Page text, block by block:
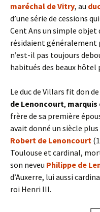
maréchal de Vitry, au
d’une série de cessions
Cent Ans un simple objet
résidaient généralement
n’est-il pas toujours
habitués des beaux hôtel
Le duc de Villars fit don
de Lenoncourt, marquis
frère de sa première
avait donné un siècle
Robert de Lenoncourt
Toulouse et cardinal,
son neveu Philippe de
d’Auxerre, lui aussi
roi Henri III.